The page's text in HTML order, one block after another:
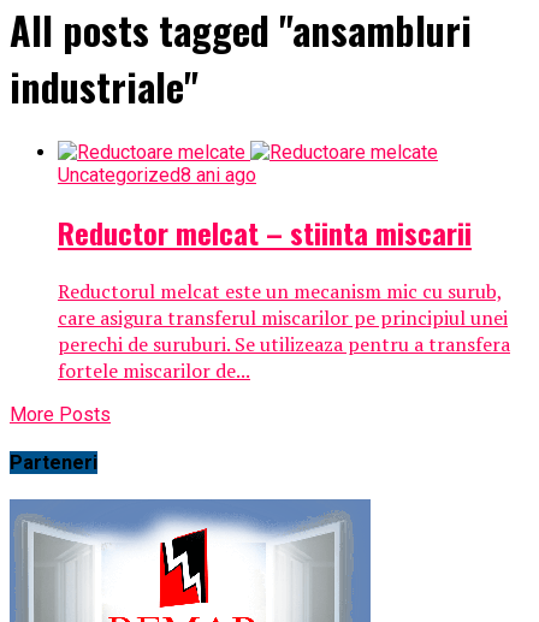
All posts tagged "ansambluri
industriale"
Uncategorized8 ani ago
Reductor melcat – stiinta miscarii
Reductorul melcat este un mecanism mic cu surub,
care asigura transferul miscarilor pe principiul unei
perechi de suruburi. Se utilizeaza pentru a transfera
fortele miscarilor de...
More Posts
Parteneri